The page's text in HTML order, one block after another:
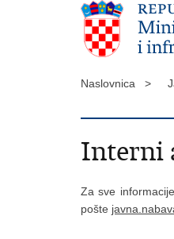
Naslovnica >
Interni
Za sve
pošte